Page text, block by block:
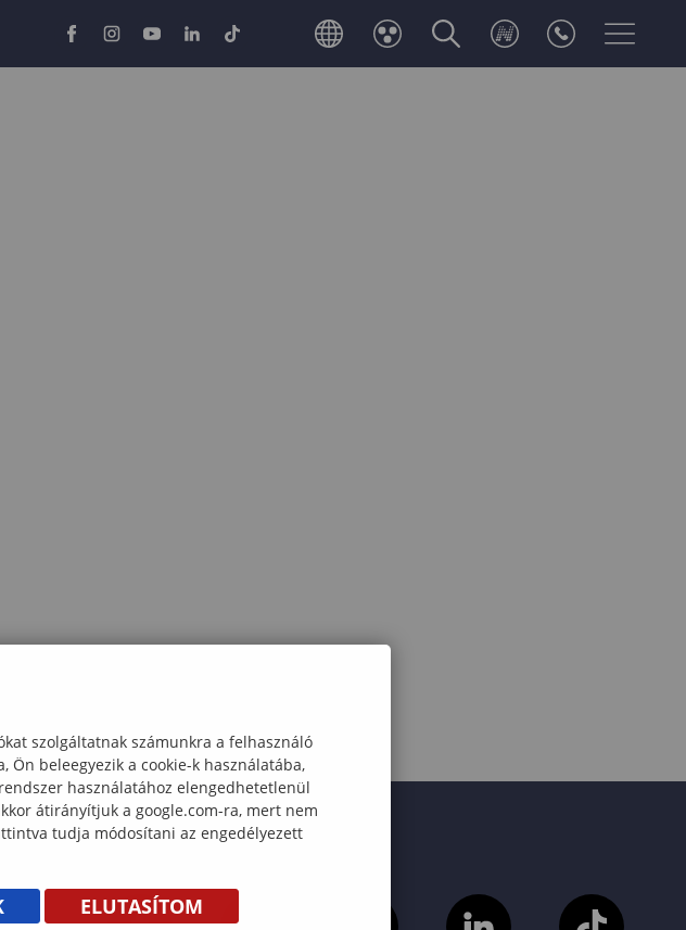
szolgáltatnak számunkra a felhasználó
beleegyezik a cookie-k használatába,
használatához elengedhetetlenül
átirányítjuk a google.com-ra, mert nem
tudja módosítani az engedélyezett
ELUTASÍTOM